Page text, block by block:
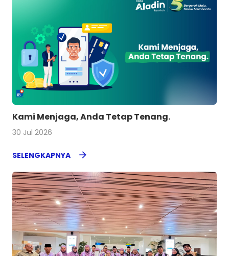
Kami Menjaga, Anda Tetap Tenang.
30 Jul 2026
SELENGKAPNYA